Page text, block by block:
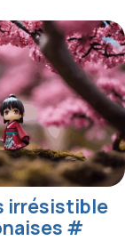
irrésistible
#